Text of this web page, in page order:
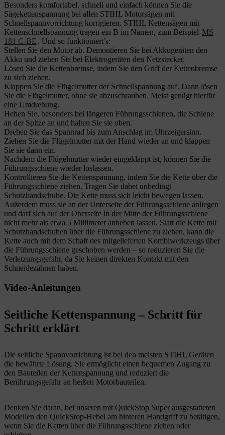
Besonders komfortabel, schnell und einfach können Sie die
Sägekettenspannung bei allen STIHL Motorsägen mit
Schnellspannvorrichtung korrigieren. STIHL Kettensägen mit
Kettenschnellspannung tragen ein B im Namen, zum Beispiel MS
181 C-BE . Und so funktioniert’s:
Stellen Sie den Motor ab. Demontieren Sie bei Akkugeräten den
Akku und ziehen Sie bei Elektrogeräten den Netzstecker.
Lösen Sie die Kettenbremse, indem Sie den Griff der Kettenbremse
zu sich ziehen.
Klappen Sie die Flügelmutter der Schnellspannung auf. Dann lösen
Sie die Flügelmutter, ohne sie abzuschrauben. Meist genügt hierfür
eine Umdrehung.
Heben Sie, besonders bei längeren Führungsschienen, die Schiene
an der Spitze an und halten Sie sie oben.
Drehen Sie das Spannrad bis zum Anschlag im Uhrzeigersinn.
Ziehen Sie die Flügelmutter mit der Hand wieder an und klappen
Sie sie dann ein.
Nachdem die Flügelmutter wieder eingeklappt ist, können Sie die
Führungsschiene wieder loslassen.
Kontrollieren Sie die Kettenspannung, indem Sie die Kette über die
Führungsschiene ziehen. Tragen Sie dabei unbedingt
Schutzhandschuhe. Die Kette muss sich leicht bewegen lassen.
Außerdem muss sie an der Unterseite der Führungsschiene anliegen
und darf sich auf der Oberseite in der Mitte der Führungsschiene
nicht mehr als etwa 5 Millimeter anheben lassen. Statt die Kette mit
Schutzhandschuhen über die Führungsschiene zu ziehen, kann die
Kette auch mit dem Schaft des mitgelieferten Kombiwerkzeugs über
die Führungsschiene geschoben werden – so reduzieren Sie die
Verletzungsgefahr, da Sie keinen direkten Kontakt mit den
Schneidezähnen haben.
Video-Anleitungen
Seitliche Kettenspannung – Schritt für
Schritt erklärt
Die seitliche Spannvorrichtung ist bei den meisten STIHL Geräten
die bewährte Lösung. Sie ermöglicht einen bequemen Zugang zu
den Bauteilen der Kettenspannung und reduziert die
Berührungsgefahr an heißen Motorbauteilen.
Denken Sie daran, bei unseren mit QuickStop Super ausgestatteten
Modellen den QuickStop-Hebel am hinteren Handgriff zu betätigen,
wenn Sie die Ketten über die Führungsschiene ziehen oder